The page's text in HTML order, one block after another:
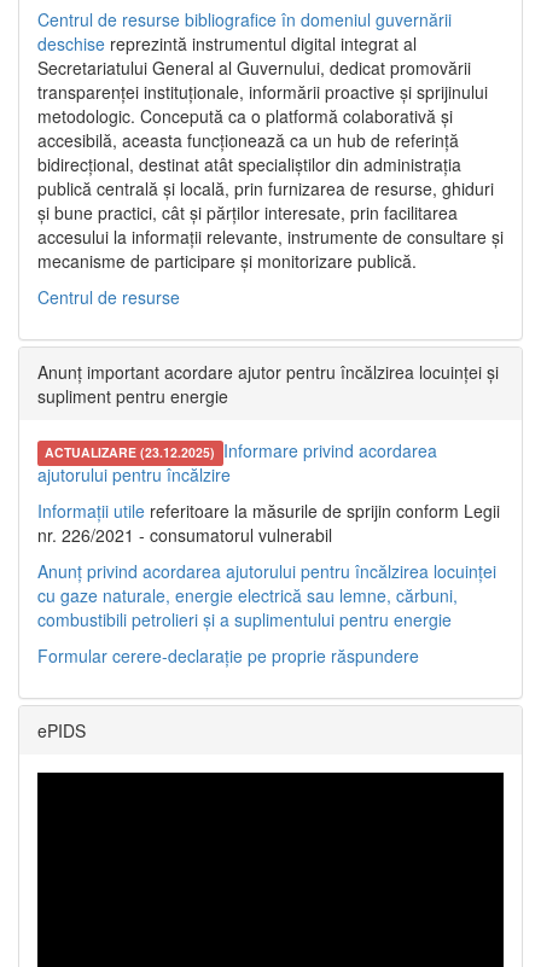
Centrul de resurse bibliografice în domeniul guvernării
deschise reprezintă instrumentul digital integrat al
Secretariatului General al Guvernului, dedicat promovării
transparenței instituționale, informării proactive și sprijinului
metodologic. Concepută ca o platformă colaborativă și
accesibilă, aceasta funcționează ca un hub de referință
bidirecțional, destinat atât specialiștilor din administrația
publică centrală și locală, prin furnizarea de resurse, ghiduri
și bune practici, cât și părților interesate, prin facilitarea
accesului la informații relevante, instrumente de consultare și
mecanisme de participare și monitorizare publică.
Centrul de resurse
Anunț important acordare ajutor pentru încălzirea locuinței și
supliment pentru energie
ACTUALIZARE (23.12.2025) Informare privind acordarea
ajutorului pentru încălzire
Informații utile referitoare la măsurile de sprijin conform Legii
nr. 226/2021 - consumatorul vulnerabil
Anunț privind acordarea ajutorului pentru încălzirea locuinței
cu gaze naturale, energie electrică sau lemne, cărbuni,
combustibili petrolieri și a suplimentului pentru energie
Formular cerere-declarație pe proprie răspundere
ePIDS